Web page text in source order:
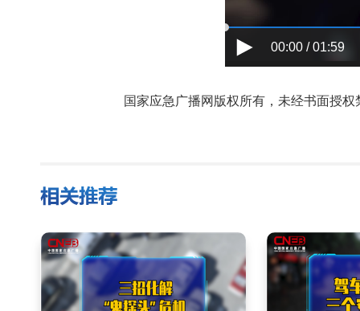
00:00 / 01:59
国家应急广播网版权所有，未经书面授权